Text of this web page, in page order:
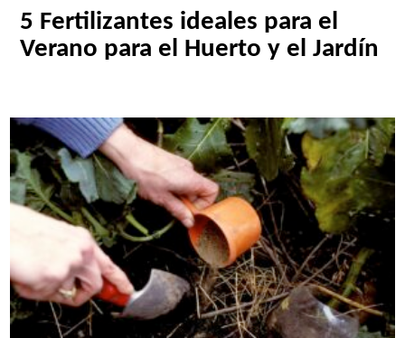
5 Fertilizantes ideales para el
Verano para el Huerto y el Jardín